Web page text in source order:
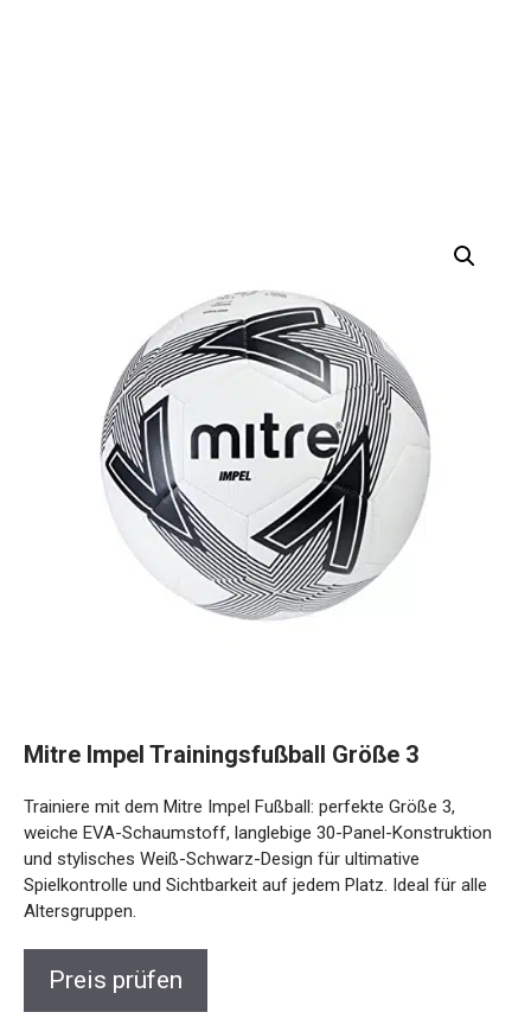
weiche EVA-Schaumstoff, langlebige 30-Panel-
Konstruktion und stylisches Weiß-Schwarz-Design für
ultimative Spielkontrolle und Sichtbarkeit auf jedem Platz.
Ideal für alle Altersgruppen.